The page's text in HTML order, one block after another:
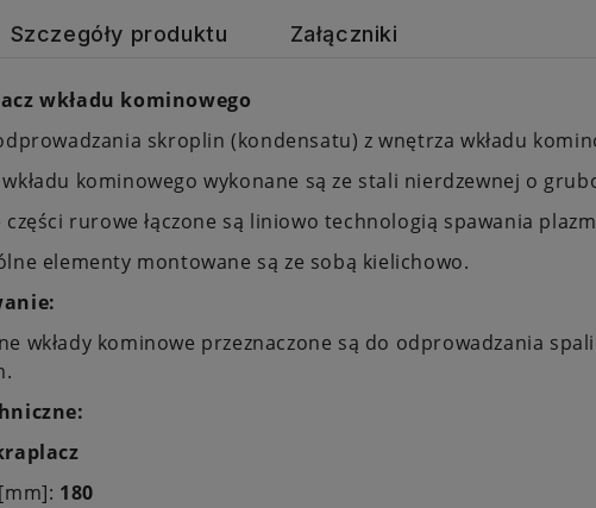
Szczegóły produktu Załączniki
wkładu kominowego
skroplin (kondensatu) z wnętrza wkładu
kominowego wykonane są ze stali nierdzewnej o
części rurowe łączone są liniowo technologią spawania
elementy montowane są ze sobą kielichowo.
wkłady kominowe przeznaczone są do odprowadzania
180